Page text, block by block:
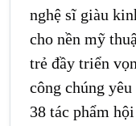
nghệ sĩ giàu
cho nền mỹ
trẻ đầy triển
công chúng
38 tác phẩm